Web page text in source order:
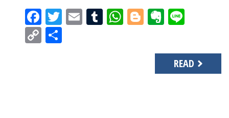
Facebook
Twitter
EmailTumblr
WhatsApp
Blogger
Copy
READ